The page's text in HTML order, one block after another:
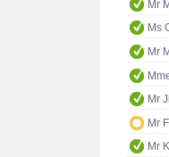
Mr
Ms
Mr
Mr
Mr
Mr